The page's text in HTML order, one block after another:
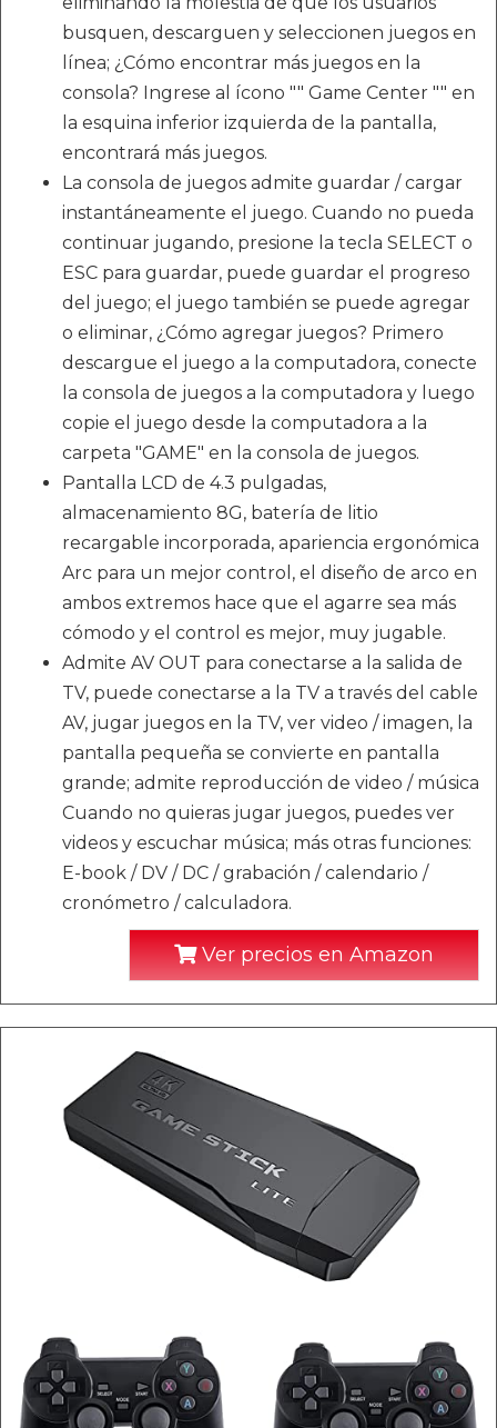
busquen, descarguen y seleccionen juegos en
línea; ¿Cómo encontrar más juegos en la
consola? Ingrese al ícono "" Game Center "" en
la esquina inferior izquierda de la pantalla,
encontrará más juegos.
La consola de juegos admite guardar / cargar
instantáneamente el juego. Cuando no pueda
continuar jugando, presione la tecla SELECT o
ESC para guardar, puede guardar el progreso
del juego; el juego también se puede agregar
o eliminar, ¿Cómo agregar juegos? Primero
descargue el juego a la computadora, conecte
la consola de juegos a la computadora y luego
copie el juego desde la computadora a la
carpeta "GAME" en la consola de juegos.
Pantalla LCD de 4.3 pulgadas,
almacenamiento 8G, batería de litio
recargable incorporada, apariencia ergonómica
Arc para un mejor control, el diseño de arco en
ambos extremos hace que el agarre sea más
cómodo y el control es mejor, muy jugable.
Admite AV OUT para conectarse a la salida de
TV, puede conectarse a la TV a través del cable
AV, jugar juegos en la TV, ver video / imagen, la
pantalla pequeña se convierte en pantalla
grande; admite reproducción de video / música
Cuando no quieras jugar juegos, puedes ver
videos y escuchar música; más otras funciones:
E-book / DV / DC / grabación / calendario /
cronómetro / calculadora.
Ver precios en Amazon